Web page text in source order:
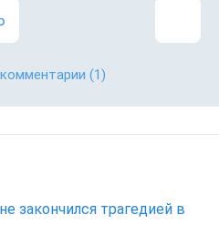
(1)
закончился трагедией в